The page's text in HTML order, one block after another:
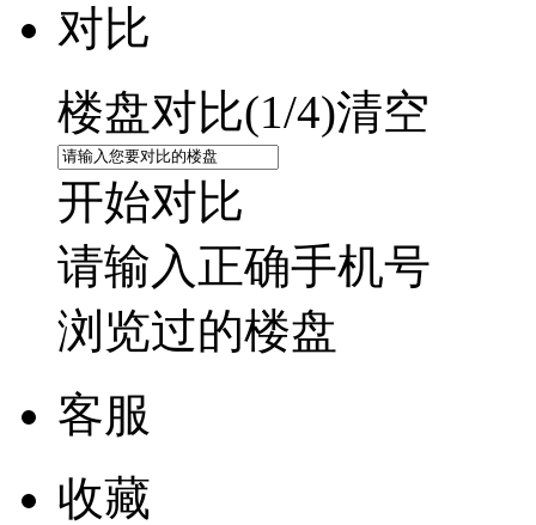
对比
楼盘对比(1/4)清空
开始对比
请输入正确手机号
浏览过的楼盘
客服
收藏